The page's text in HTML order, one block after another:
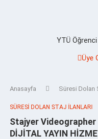
YTÜ
Üye
Anasayfa Süresi Dolan
SÜRESI DOLAN STAJ İLANLARI
Stajyer Videographer
DİJİTAL YAYIN